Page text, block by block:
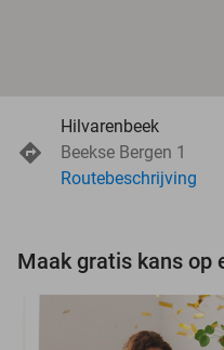
Hilvarenbeek
Beekse Bergen 1
Routebeschrijving